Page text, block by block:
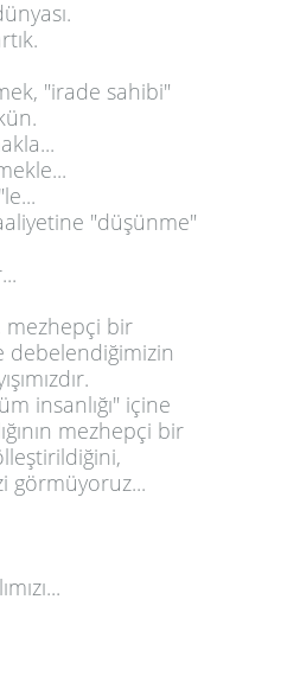
"irade sahibi"
"düşünme"
mezhepçi bir
debelendiğimizin
insanlığı" içine
mezhepçi bir
görmüyoruz...